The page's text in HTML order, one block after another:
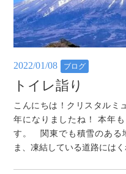
2022/01/08 ブログ
トイレ詣り
こんにちは！クリスタル
年になりましたね！ 本年
す。 関東でも積雪のある
ま、凍結している道路には